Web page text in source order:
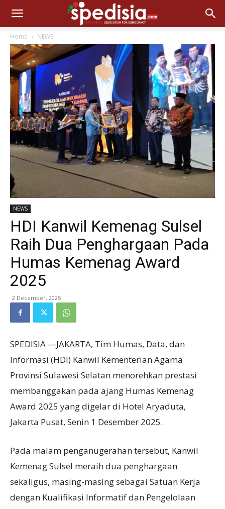
Home NEWS
NEWS
HDI Kanwil Kemenag Sulsel
Raih Dua Penghargaan Pada
Humas Kemenag Award
2025
2 December, 2025
SPEDISIA —JAKARTA, Tim Humas, Data, dan
Informasi (HDI) Kanwil Kementerian Agama
Provinsi Sulawesi Selatan menorehkan prestasi
membanggakan pada ajang Humas Kemenag
Award 2025 yang digelar di Hotel Aryaduta,
Jakarta Pusat, Senin 1 Desember 2025.
Pada malam penganugerahan tersebut, Kanwil
Kemenag Sulsel meraih dua penghargaan
sekaligus, masing-masing sebagai Satuan Kerja
dengan Kualifikasi Informatif dan Pengelolaan